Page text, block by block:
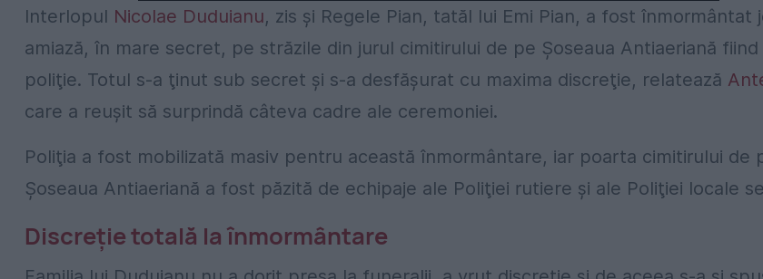
Interlopul Nicolae Duduianu, zis și Regele Pian, tatăl lui Emi Pian, a fost înmormântat
amiază, în mare secret, pe străzile din jurul cimitirului de pe Şoseaua Antiaeriană
poliţie. Totul s-a ţinut sub secret şi s-a desfăşurat cu maxima discreţie, relatează
care a reușit să surprindă câteva cadre ale ceremoniei.
Poliţia a fost mobilizată masiv pentru această înmormântare, iar poarta cimitirului de
Şoseaua Antiaeriană a fost păzită de echipaje ale Poliţiei rutiere şi ale Poliţiei locale
Discreţie totală la înmormântare